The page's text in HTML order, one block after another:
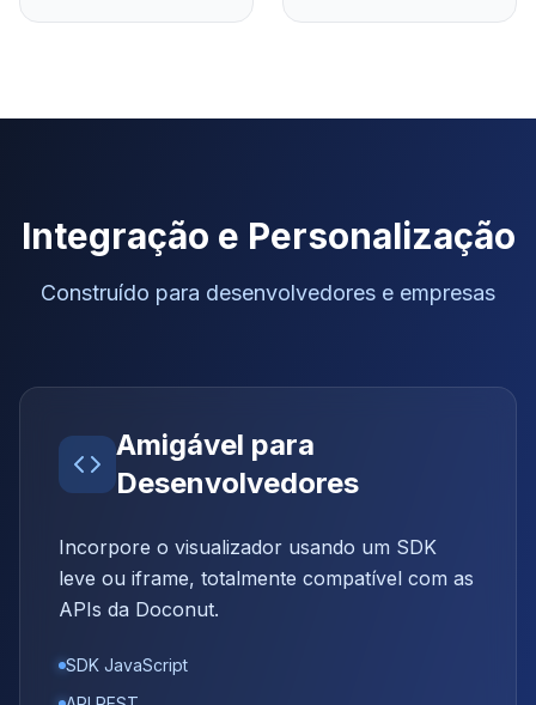
Integração e Personalização
Construído para desenvolvedores e empresas
Amigável para
Desenvolvedores
Incorpore o visualizador usando um SDK
leve ou iframe, totalmente compatível com as
APIs da Doconut.
SDK JavaScript